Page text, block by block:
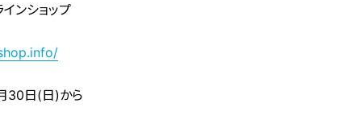
ンショップ
30日(日)から